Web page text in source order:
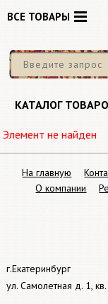
ВСЕ ТОВАРЫ
КАТАЛОГ
Элемент не найден
г.Екатеринбург
ул. Самолетная д. 1,
На главную
О компании